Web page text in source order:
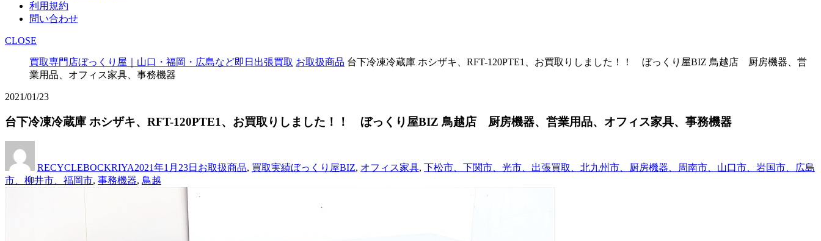
利用規約
問い合わせ
CLOSE
買取専門店ぼっくり屋｜山口・福岡・広島など即日出張買取 お取扱商品 台下冷凍冷蔵庫 ホシザキ、RFT-120PTE1、お買取りしました！！ ぼっくり屋BIZ 鳥越店 厨房機器、営
業用品、オフィス家具、事務機器
2021/01/23
台下冷凍冷蔵庫 ホシザキ、RFT-120PTE1、お買取りしました！！ ぼっくり屋BIZ 鳥越店 厨房機器、営業用品、オフィス家具、事務機器
者
RECYCLEBOCKRIYA日:
2021年1月23日ゴ
ー
お取扱商品, 買取実績ぼっくり屋BIZ, オフィス家具, 下松市、下関市、光市、出張買取、北九州市、厨房機器、周南市、山口市、岩国市、広島
市、柳井市、福岡市, 事務機器, 鳥越